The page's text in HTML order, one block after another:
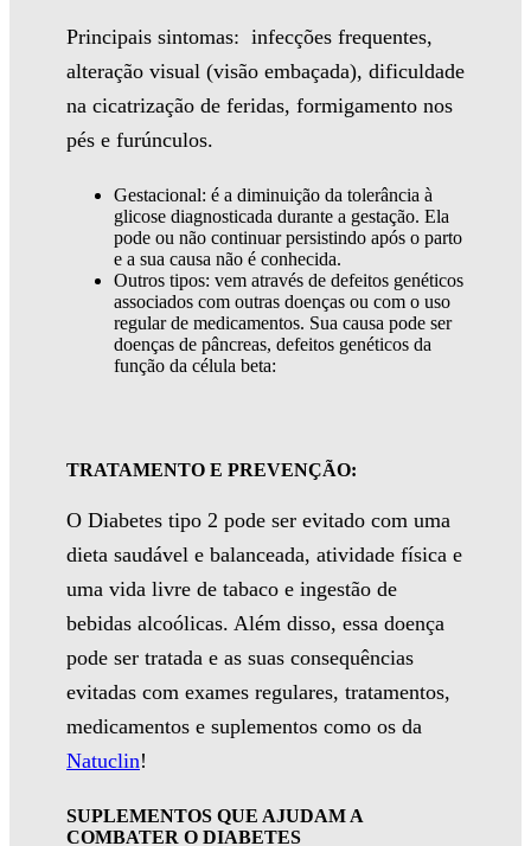
Principais sintomas: infecções frequentes,
alteração visual (visão embaçada), dificuldade
na cicatrização de feridas, formigamento nos
pés e furúnculos.
Gestacional: é a diminuição da tolerância à
glicose diagnosticada durante a gestação. Ela
pode ou não continuar persistindo após o parto
e a sua causa não é conhecida.
Outros tipos: vem através de defeitos genéticos
associados com outras doenças ou com o uso
regular de medicamentos. Sua causa pode ser
doenças de pâncreas, defeitos genéticos da
função da célula beta:
TRATAMENTO E PREVENÇÃO:
O Diabetes tipo 2 pode ser evitado com uma
dieta saudável e balanceada, atividade física e
uma vida livre de tabaco e ingestão de
bebidas alcoólicas. Além disso, essa doença
pode ser tratada e as suas consequências
evitadas com exames regulares, tratamentos,
medicamentos e suplementos como os da
Natuclin!
SUPLEMENTOS QUE AJUDAM A
COMBATER O DIABETES